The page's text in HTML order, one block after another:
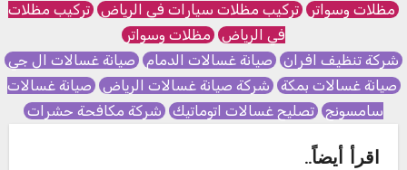
مظلات وسواتر تركيب مظلات سيارات في الرياض تركيب مظلات
في الرياض مظلات وسواتر
شركة تنظيف افران صيانة غسالات الدمام صيانة غسالات ال جي
صيانة غسالات بمكة شركة صيانة غسالات الرياض صيانة غسالات
سامسونج تصليح غسالات اتوماتيك شركة مكافحة حشرات
اقرأ أيضاً..